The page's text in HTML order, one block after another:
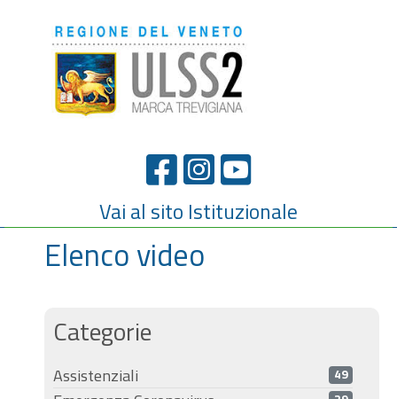
Vai al sito Istituzionale
Elenco video
Categorie
Assistenziali 49